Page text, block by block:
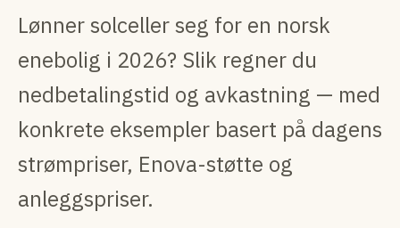
Lønner solceller seg for en norsk
enebolig i 2026? Slik regner du
nedbetalings­tid og avkastning — med
konkrete eksempler basert på dagens
strømpriser, Enova-støtte og
anleggspriser.